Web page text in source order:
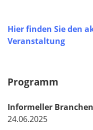
Hier finden Sie den
Veranstaltung
Programm
Informeller
24.06.2025